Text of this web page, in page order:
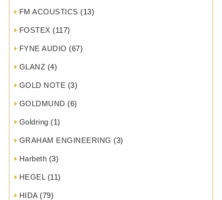
FM ACOUSTICS (13)
FOSTEX (117)
FYNE AUDIO (67)
GLANZ (4)
GOLD NOTE (3)
GOLDMUND (6)
Goldring (1)
GRAHAM ENGINEERING (3)
Harbeth (3)
HEGEL(11)
HIDA(79)